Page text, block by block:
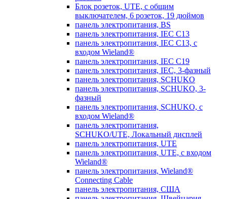
Блок розеток, UTE, с общим
выключателем, 6 розеток, 19 дюймов
панель электропитания, BS
панель электропитания, IEC C13
панель электропитания, IEC C13, с
входом Wieland®
панель электропитания, IEC C19
панель электропитания, IEC, 3-фазный
панель электропитания, SCHUKO
панель электропитания, SCHUKO, 3-
фазный
панель электропитания, SCHUKO, с
входом Wieland®
панель электропитания,
SCHUKO/UTE, Локальный дисплей
панель электропитания, UTE
панель электропитания, UTE, с входом
Wieland®
панель электропитания, Wieland®
Connecting Cable
панель электропитания, США